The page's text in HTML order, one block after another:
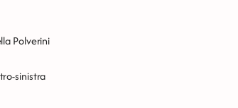
Polverini
sinistra